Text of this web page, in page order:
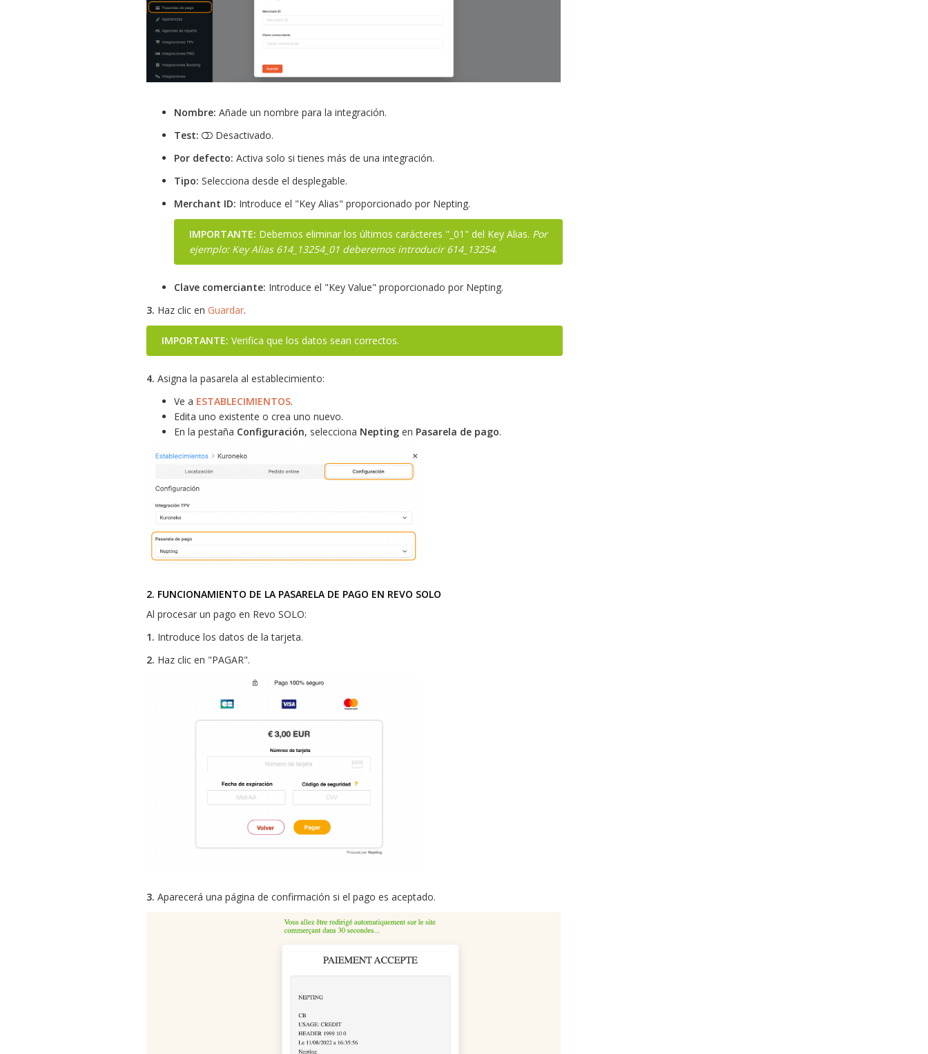
Nombre: Añade un nombre para la integración.
Test:
Desactivado.
Por defecto: Activa solo si tienes más de una integración.
Tipo: Selecciona desde el desplegable.
Merchant ID: Introduce el "Key Alias" proporcionado por Nepting.
IMPORTANTE: Debemos eliminar los últimos carácteres "_01" del Key Alias. Por
ejemplo: Key Alias 614_13254_01 deberemos introducir 614_13254.
Clave comerciante: Introduce el "Key Value" proporcionado por Nepting.
3. Haz clic en Guardar.
IMPORTANTE: Verifica que los datos sean correctos.
4. Asigna la pasarela al establecimiento:
Ve a ESTABLECIMIENTOS.
Edita uno existente o crea uno nuevo.
En la pestaña Configuración, selecciona Nepting en Pasarela de pago.
2. FUNCIONAMIENTO DE LA PASARELA DE PAGO EN REVO SOLO
Al procesar un pago en Revo SOLO:
1. Introduce los datos de la tarjeta.
2. Haz clic en "PAGAR".
3. Aparecerá una página de confirmación si el pago es aceptado.